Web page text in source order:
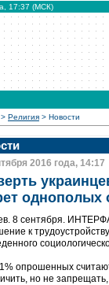
17:37 (МСК)
> Религия > Новости
2016 года, 14:17
однополых
8 сентября.
к
опрошенных
но не